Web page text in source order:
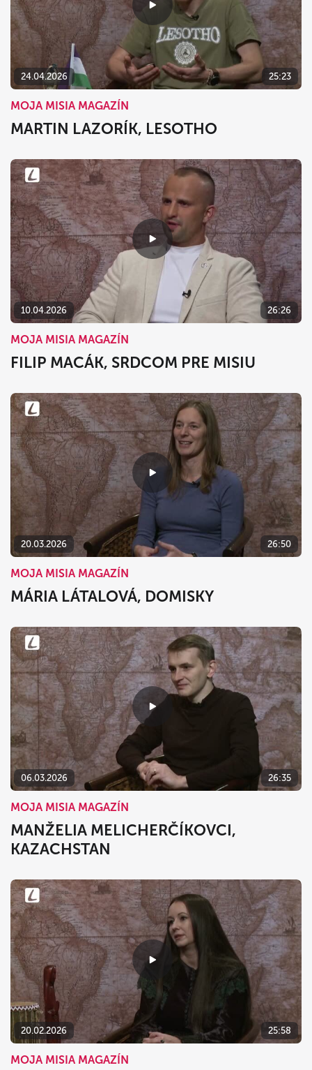
24.04.2026 25:23
MOJA MISIA MAGAZÍN
MARTIN LAZORÍK, LESOTHO
10.04.2026 26:26
MOJA MISIA MAGAZÍN
FILIP MACÁK, SRDCOM PRE MISIU
20.03.2026 26:50
MOJA MISIA MAGAZÍN
MÁRIA LÁTALOVÁ, DOMISKY
06.03.2026 26:35
MOJA MISIA MAGAZÍN
MANŽELIA MELICHERČÍKOVCI,
KAZACHSTAN
20.02.2026 25:58
MOJA MISIA MAGAZÍN